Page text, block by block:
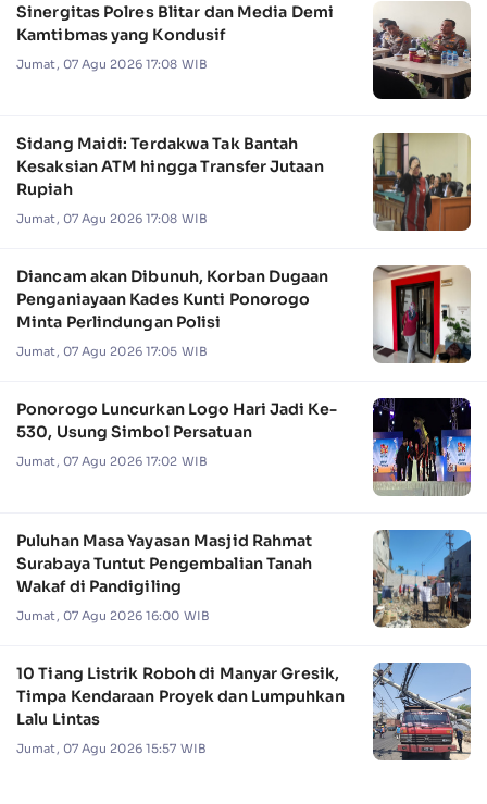
Sinergitas Polres Blitar dan Media Demi
Kamtibmas yang Kondusif
Jumat, 07 Agu 2026 17:08 WIB
Sidang Maidi: Terdakwa Tak Bantah
Kesaksian ATM hingga Transfer Jutaan
Rupiah
Jumat, 07 Agu 2026 17:08 WIB
Diancam akan Dibunuh, Korban Dugaan
Penganiayaan Kades Kunti Ponorogo
Minta Perlindungan Polisi
Jumat, 07 Agu 2026 17:05 WIB
Ponorogo Luncurkan Logo Hari Jadi Ke-
530, Usung Simbol Persatuan
Jumat, 07 Agu 2026 17:02 WIB
Puluhan Masa Yayasan Masjid Rahmat
Surabaya Tuntut Pengembalian Tanah
Wakaf di Pandigiling
Jumat, 07 Agu 2026 16:00 WIB
10 Tiang Listrik Roboh di Manyar Gresik,
Timpa Kendaraan Proyek dan Lumpuhkan
Lalu Lintas
Jumat, 07 Agu 2026 15:57 WIB